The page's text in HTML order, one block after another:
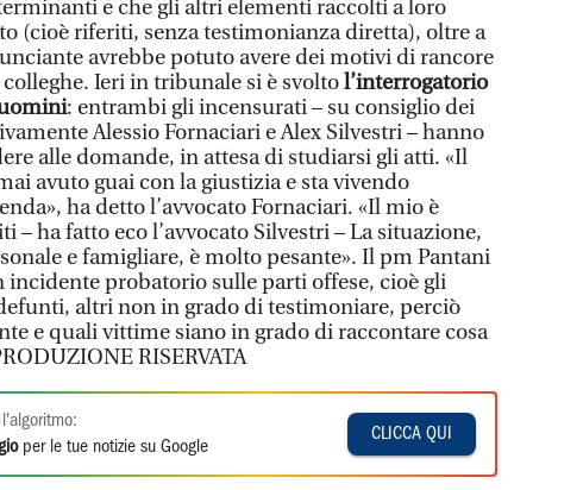
e che gli altri elementi raccolti a loro
(cioè riferiti, senza testimonianza diretta), oltre a
avrebbe potuto avere dei motivi di rancore
Ieri in tribunale si è svoltol’interrogatorio
: entrambi gli incensurati – su consiglio dei
Alessio Fornaciari e Alex Silvestri – hanno
alle domande, in attesa di studiarsi gli atti. «Il
avuto guai con la giustizia e sta vivendo
ha detto l’avvocato Fornaciari. «Il mio è
– ha fatto eco l’avvocato Silvestri – La situazione,
e famigliare, è molto pesante». Il pm Pantani
probatorio sulle parti offese, cioè gli
altri non in grado di testimoniare, perciò
e quali vittime siano in grado di raccontare cosa
RISERVATA
per le tue notizie su Google
CLICCA QUI